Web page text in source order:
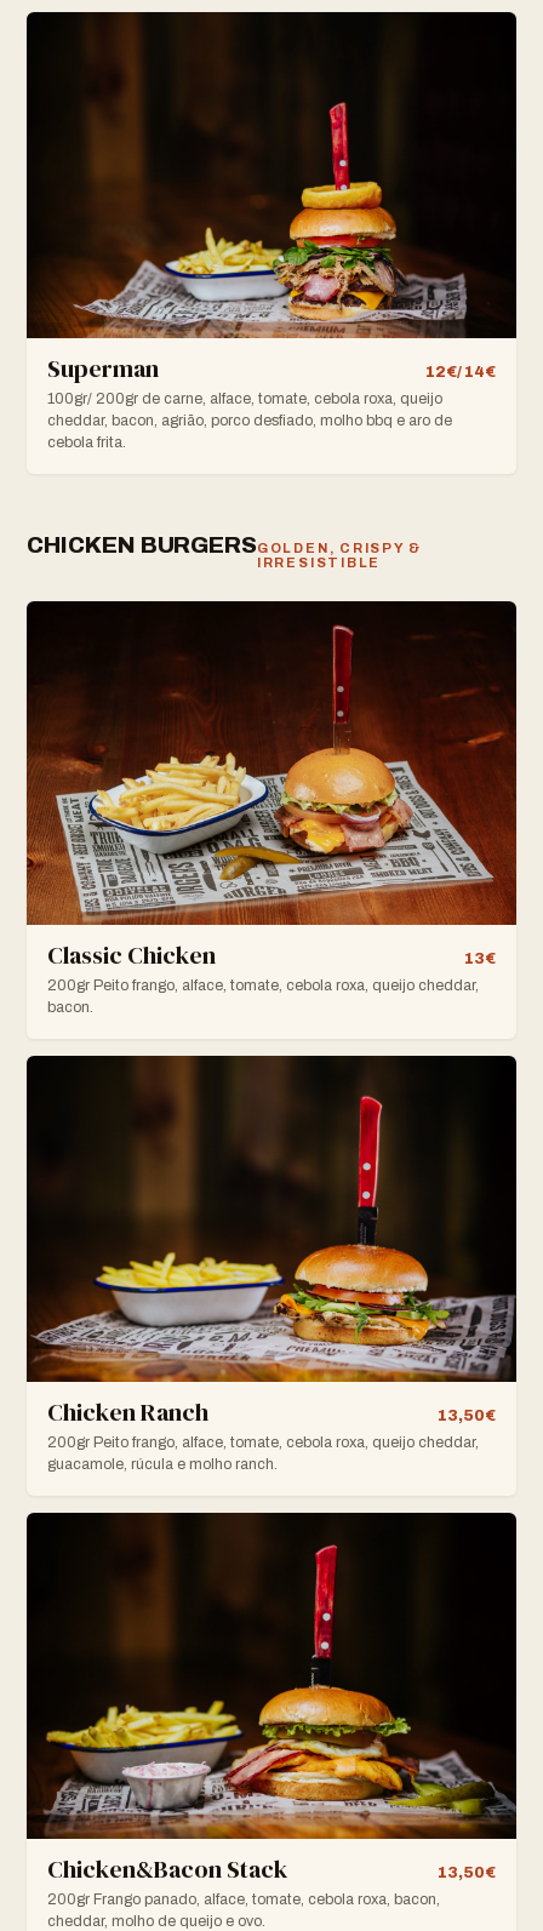
Superman
12€/ 14€
100gr/ 200gr de carne, alface, tomate, cebola roxa, queijo
cheddar, bacon, agrião, porco desfiado, molho bbq e aro de
cebola frita.
CHICKEN BURGERSGOLDEN, CRISPY &
IRRESISTIBLE
Classic Chicken
13€
200gr Peito frango, alface, tomate, cebola roxa, queijo cheddar,
bacon.
Chicken Ranch
13,50€
200gr Peito frango, alface, tomate, cebola roxa, queijo cheddar,
guacamole, rúcula e molho ranch.
Chicken&Bacon Stack
13,50€
200gr Frango panado, alface, tomate, cebola roxa, bacon,
cheddar, molho de queijo e ovo.